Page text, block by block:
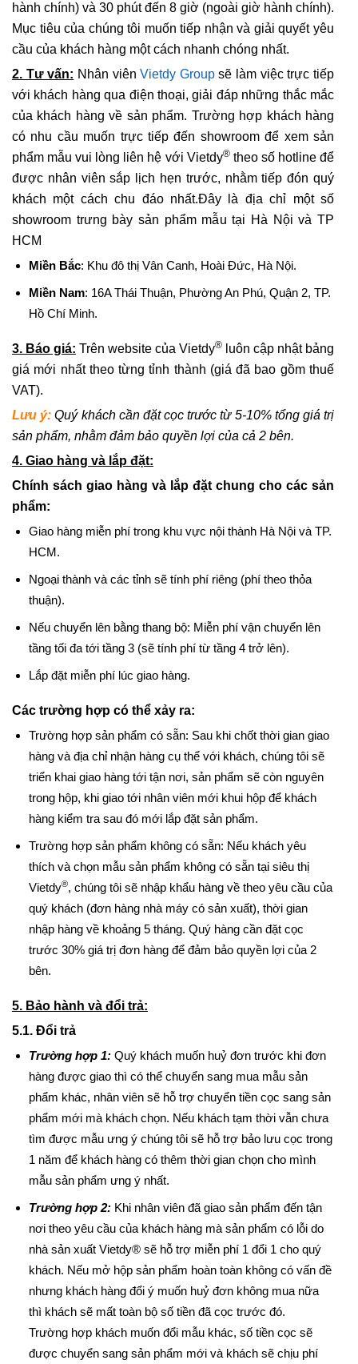
hành chính) và 30 phút đến 8 giờ (ngoài giờ hành chính).
Mục tiêu của chúng tôi muốn tiếp nhận và giải quyết yêu
cầu của khách hàng một cách nhanh chóng nhất.
2. Tư vấn: Nhân viênVietdy Groupsẽ làm việc trực tiếp
với khách hàng qua điện thoại, giải đáp những thắc mắc
của khách hàng về sản phẩm. Trường hợp khách hàng
có nhu cầu muốn trực tiếp đến showroom để xem sản
phẩm mẫu vui lòng liên hệ với Vietdy®theo số hotline để
được nhân viên sắp lịch hẹn trước, nhằm tiếp đón quý
khách một cách chu đáo nhất.Đây là địa chỉ một số
showroom trưng bày sản phẩm mẫu tại Hà Nội và TP
HCM
Miền Bắc: Khu đô thị Vân Canh, Hoài Đức, Hà Nội.
Miền Nam: 16A Thái Thuận, Phường An Phú, Quận 2, TP.
Hồ Chí Minh.
3. Báo giá: Trên website của Vietdy®
luôn cập nhật bảng
giá mới nhất theo từng tỉnh thành (giá đã bao gồm thuế
VAT).
Lưu ý: Quý khách cần đặt cọc trước từ 5-10% tổng giá trị
sản phẩm, nhằm đảm bảo quyền lợi của cả 2 bên.
4. Giao hàng và lắp đặt:
Chính sách giao hàng và lắp đặt chung cho các sản
phẩm:
Giao hàng miễn phí trong khu vực nội thành Hà Nội và TP.
HCM.
Ngoại thành và các tỉnh sẽ tính phí riêng (phí theo thỏa
thuận).
Nếu chuyển lên bằng thang bộ: Miễn phí vận chuyển lên
tầng tối đa tới tầng 3 (sẽ tính phí từ tầng 4 trở lên).
Lắp đặt miễn phí lúc giao hàng.
Các trường hợp có thể xảy ra:
Trường hợp sản phẩm có sẵn: Sau khi chốt thời gian giao
hàng và địa chỉ nhận hàng cụ thể với khách, chúng tôi sẽ
triển khai giao hàng tới tận nơi, sản phẩm sẽ còn nguyên
trong hộp, khi giao tới nhân viên mới khui hộp để khách
hàng kiểm tra sau đó mới lắp đặt sản phẩm.
Trường hợp sản phẩm không có sẵn: Nếu khách yêu
thích và chọn mẫu sản phẩm không có sẵn tại siêu thị
Vietdy®, chúng tôi sẽ nhập khẩu hàng về theo yêu cầu của
quý khách (đơn hàng nhà máy có sản xuất), thời gian
nhập hàng về khoảng 5 tháng. Quý hàng cần đặt cọc
trước 30% giá trị đơn hàng để đảm bảo quyền lợi của 2
bên.
5. Bảo hành và đổi trả:
5.1. Đổi trả
Trường hợp 1: Quý khách muốn huỷ đơn trước khi đơn
hàng được giao thì có thể chuyển sang mua mẫu sản
phẩm khác, nhân viên sẽ hỗ trợ chuyển tiền cọc sang sản
phẩm mới mà khách chọn. Nếu khách tạm thời vẫn chưa
tìm được mẫu ưng ý chúng tôi sẽ hỗ trợ bảo lưu cọc trong
1 năm để khách hàng có thêm thời gian chọn cho mình
mẫu sản phẩm ưng ý nhất.
Trường hợp 2: Khi nhân viên đã giao sản phẩm đến tận
nơi theo yêu cầu của khách hàng mà sản phẩm có lỗi do
nhà sản xuất Vietdy® sẽ hỗ trợ miễn phí 1 đổi 1 cho quý
khách. Nếu mở hộp sản phẩm hoàn toàn không có vấn đề
nhưng khách hàng đổi ý muốn huỷ đơn không mua nữa
thì khách sẽ mất toàn bộ số tiền đã cọc trước đó.
Trường hợp khách muốn đổi mẫu khác, số tiền cọc sẽ
được chuyển sang sản phẩm mới và khách sẽ chịu phí